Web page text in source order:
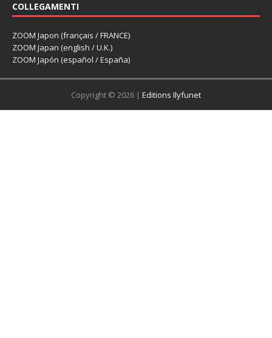
COLLEGAMENTI
ZOOM Japon (français / FRANCE)
ZOOM Japan (english / U.K.)
ZOOM Japón (español / España)
Copyright © 2026 | Editions Ilyfunet